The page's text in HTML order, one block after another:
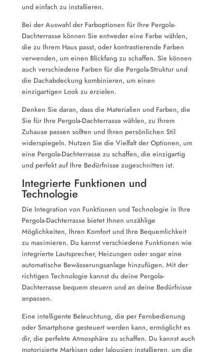
und einfach zu installieren.
Bei der Auswahl der Farboptionen für Ihre Pergola-
Dachterrasse können Sie entweder eine Farbe wählen,
die zu Ihrem Haus passt, oder kontrastierende Farben
verwenden, um einen Blickfang zu schaffen. Sie können
auch verschiedene Farben für die Pergola-Struktur und
die Dachabdeckung kombinieren, um einen
einzigartigen Look zu erzielen.
Denken Sie daran, dass die Materialien und Farben, die
Sie für Ihre Pergola-Dachterrasse wählen, zu Ihrem
Zuhause passen sollten und Ihren persönlichen Stil
widerspiegeln. Nutzen Sie die Vielfalt der Optionen, um
eine Pergola-Dachterrasse zu schaffen, die einzigartig
und perfekt auf Ihre Bedürfnisse zugeschnitten ist.
Integrierte Funktionen und
Technologie
Die Integration von Funktionen und Technologie in Ihre
Pergola-Dachterrasse bietet Ihnen unzählige
Möglichkeiten, Ihren Komfort und Ihre Bequemlichkeit
zu maximieren. Du kannst verschiedene Funktionen wie
integrierte Lautsprecher, Heizungen oder sogar eine
automatische Bewässerungsanlage hinzufügen. Mit der
richtigen Technologie kannst du deine Pergola-
Dachterrasse bequem steuern und an deine Bedürfnisse
anpassen.
Eine intelligente Beleuchtung, die per Fernbedienung
oder Smartphone gesteuert werden kann, ermöglicht es
dir, die perfekte Atmosphäre zu schaffen. Du kannst auch
motorisierte Markisen oder Jalousien installieren, um die